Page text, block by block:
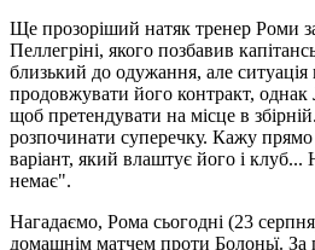
Ще прозоріший натяк тренер Роми
Пеллегріні, якого позбавив
близький до одужання, але ситуація
продовжувати його контракт,
щоб претендувати на місце в
розпочинати суперечку. Кажу
варіант, який влаштує його і клуб...
немає".
Нагадаємо, Рома сьогодні (23
домашнім матчем проти Болоньї. За